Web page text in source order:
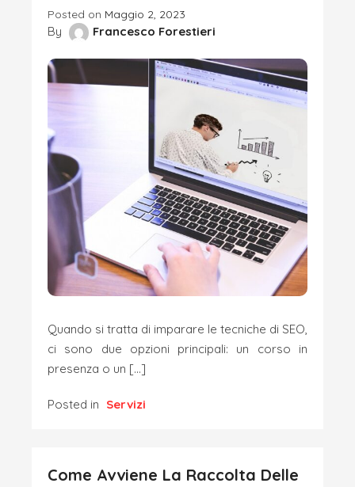
Posted on Maggio 2, 2023
By Francesco Forestieri
Quando si tratta di imparare le tecniche di SEO,
ci sono due opzioni principali: un corso in
presenza o un […]
Posted in Servizi
Come Avviene La Raccolta Delle